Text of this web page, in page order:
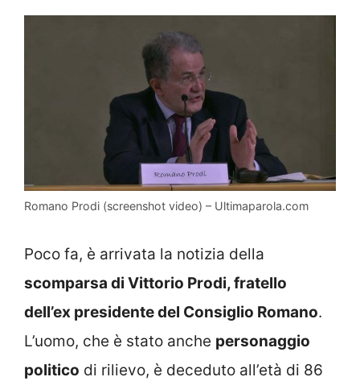
Romano Prodi (screenshot video) – Ultimaparola.com
Poco fa, è arrivata la notizia della
scomparsa di Vittorio Prodi, fratello
dell’ex presidente del Consiglio Romano.
L’uomo, che è stato anche personaggio
politico di rilievo, è deceduto all’età di 86